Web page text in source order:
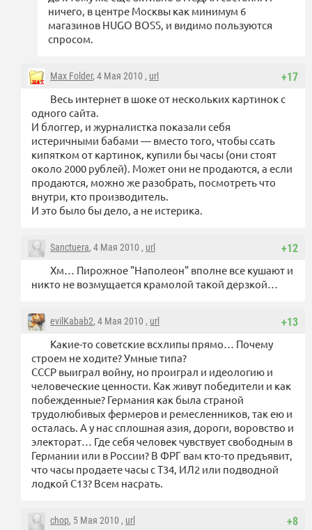
ничего, в центре Москвы как минимум 6
магазинов HUGO BOSS, и видимо пользуются
спросом.
+17
Max Folder, 4 Мая 2010 , url
Весь интернет в шоке от нескольких картинок с
одного сайта.
И блоггер, и журналистка показали себя
истеричными бабами — вместо того, чтобы ссать
кипятком от картинок, купили бы часы (они стоят
около 2000 рублей). Может они не продаются, а если
продаются, можно же разобрать, посмотреть что
внутри, кто производитель.
И это было бы дело, а не истерика.
+12
Sanctuera, 4 Мая 2010 , url
Хм… Пирожное "Наполеон" вполне все кушают и
никто не возмущается крамолой такой дерзкой…
+13
evilKabab2, 4 Мая 2010 , url
Какие-то советские всхлипы прямо… Почему
строем не ходите? Умные типа?
СССР выиграл войну, но проиграл и идеологию и
человеческие ценности. Как живут победители и как
побежденные? Германия как была страной
трудолюбивых фермеров и ремесленников, так ею и
осталась. А у нас сплошная азия, дороги, воровство и
электорат… Где себя человек чувствует свободным в
Германии или в России? В ФРГ вам кто-то предъявит,
что часы продаете часы с Т34, ИЛ2 или подводной
лодкой С13? Всем насрать.
+8
chop, 5 Мая 2010 , url